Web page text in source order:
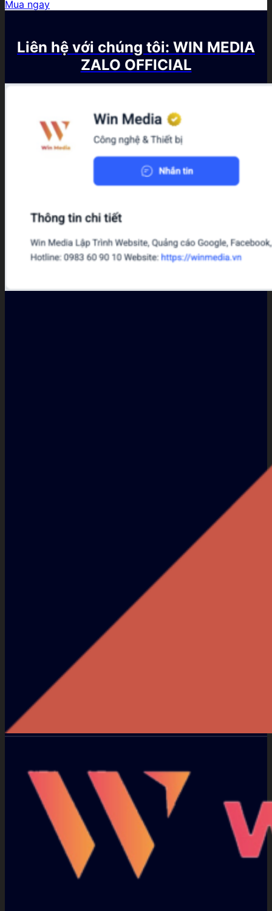
1.900.000₫.
Mua ngay
Liên hệ với chúng tôi: WIN MEDIA
ZALO OFFICIAL